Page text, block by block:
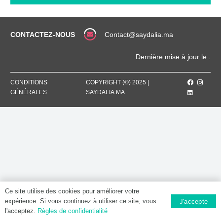
CONTACTEZ-NOUS Contact@saydalia.ma
Dernière mise à jour le :
CONDITIONS
GÉNÉRALES
COPYRIGHT (©) 2025 |
SAYDALIA.MA
Ce site utilise des cookies pour améliorer votre
expérience. Si vous continuez à utiliser ce site, vous
l'acceptez. Règles de confidentialité
J'accepte